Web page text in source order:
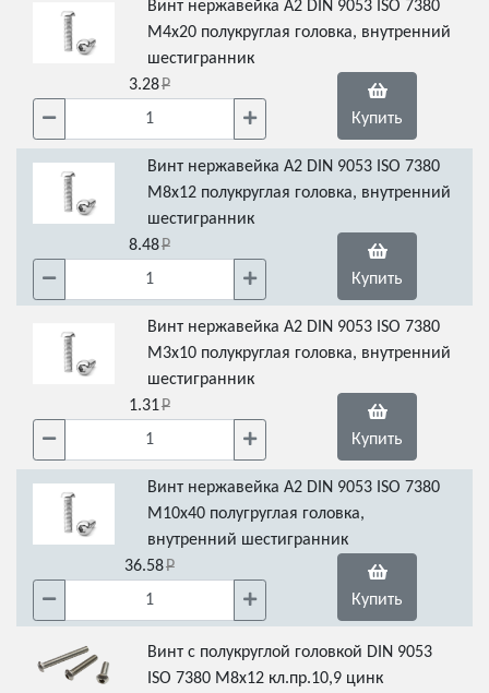
Винт нержавейка А2 DIN 9053 ISO 7380
М4х20 полукруглая головка, внутренний
шестигранник
3.28
Купить
Винт нержавейка А2 DIN 9053 ISO 7380
М8х12 полукруглая головка, внутренний
шестигранник
8.48
Купить
Винт нержавейка А2 DIN 9053 ISO 7380
М3х10 полукруглая головка, внутренний
шестигранник
1.31
Купить
Винт нержавейка А2 DIN 9053 ISO 7380
М10х40 полугруглая головка,
внутренний шестигранник
36.58
Купить
Винт с полукруглой головкой DIN 9053
ISO 7380 М8х12 кл.пр.10,9 цинк